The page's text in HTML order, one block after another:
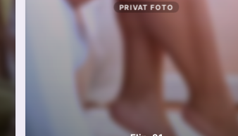
PRIVAT FOTO